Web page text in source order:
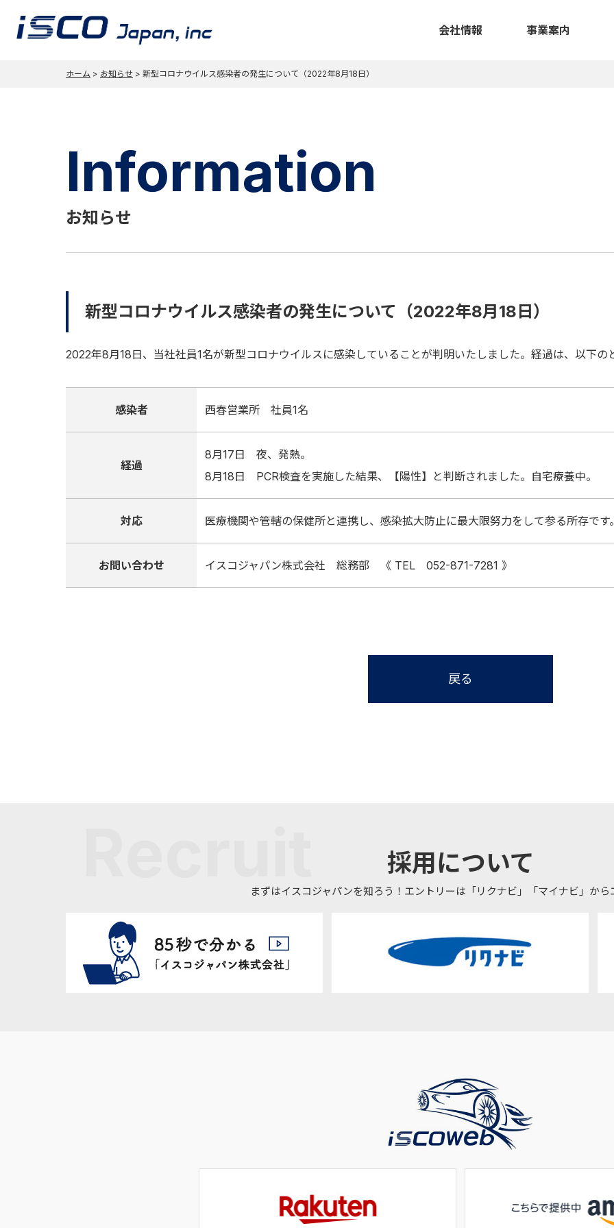
会社情報 事業案内
ホーム > お知らせ > 新型コロナウイルス感染者の発生について（2022年8月18日）
Information
お知らせ
新型コロナウイルス感染者の発生について（2022年8月18日）
2022年8月18日、当社社員1名が新型コロナウイルスに感染していることが判明いたしました。経過は、以下の
感染者 西春営業所 社員1名
経過
8月17日 夜、発熱。
8月18日 PCR検査を実施した結果、【陽性】と判断されました。自宅療養中。
対応 医療機関や管轄の保健所と連携し、感染拡大防止に最大限努力をして参る所存です。
お問い合わせ イスコジャパン株式会社 総務部 《 TEL 052-871-7281 》
戻る
採用について
まずはイスコジャパンを知ろう！エントリーは「リクナビ」「マイナビ」から